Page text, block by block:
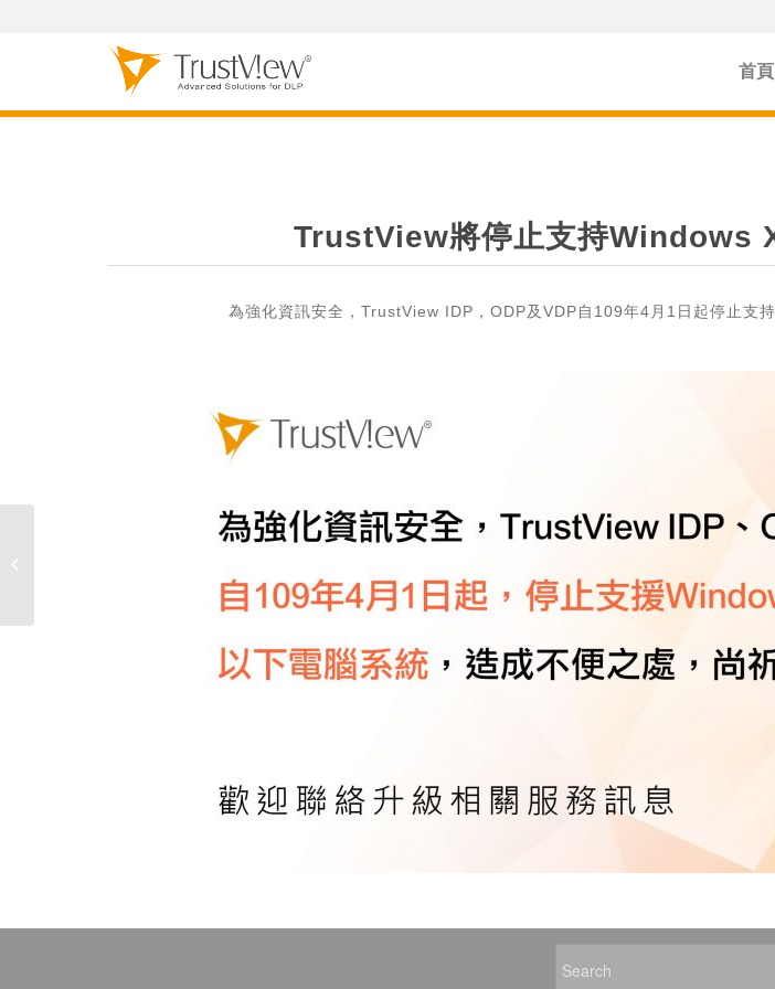
首頁
TrustView將停止支持Windows
為強化資訊安全，TrustView IDP，ODP及VDP自109年4月1日起停止支